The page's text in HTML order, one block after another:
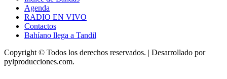
Agenda
RADIO EN VIVO
Contactos
Bahíano llega a Tandil
Copyright © Todos los derechos reservados. | Desarrollado por
pylproducciones.com.